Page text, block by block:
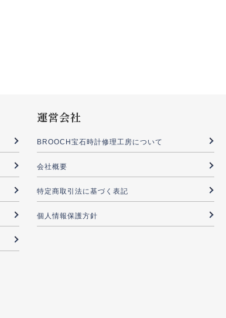
運営会社
BROOCH宝石時計修理工房について
会社概要
特定商取引法に基づく表記
個人情報保護方針